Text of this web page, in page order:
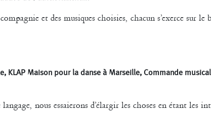
Romain Bertet
et des musiques choisies, chacun s’exerce sur
KLAP Maison pour la danse à Marseille, Commande
nous essaierons d’élargir les choses en étant les